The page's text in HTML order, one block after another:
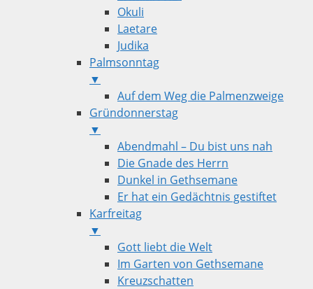
Okuli
Laetare
Judika
Palmsonntag
▼
Auf dem Weg die Palmenzweige
Gründonnerstag
▼
Abendmahl – Du bist uns nah
Die Gnade des Herrn
Dunkel in Gethsemane
Er hat ein Gedächtnis gestiftet
Karfreitag
▼
Gott liebt die Welt
Im Garten von Gethsemane
Kreuzschatten